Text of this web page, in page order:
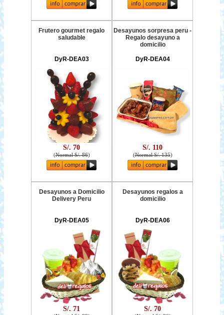
Frutero gourmet regalo
saludable
DyR-DEA03
S/. 70
(Normal S/. 86)
Desayunos sorpresa peru -
Regalo desayuno a
domicilio
DyR-DEA04
S/. 110
(Normal S/. 135)
Desayunos a Domicilio
Delivery Peru
DyR-DEA05
S/. 71
Desayunos regalos a
domicilio
DyR-DEA06
S/. 70